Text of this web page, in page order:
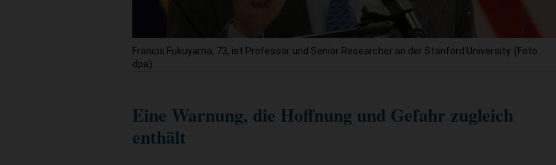
Francis Fukuyama, 73, ist Professor und Senior Researcher an der Stanford University. (Foto:
dpa)
Eine Warnung, die Hoffnung und Gefahr zugleich
enthält